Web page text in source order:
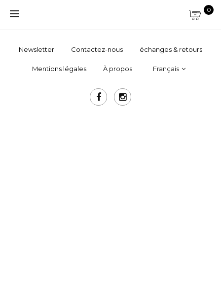
0
Newsletter Contactez-nous échanges & retours
Mentions légales À propos Français